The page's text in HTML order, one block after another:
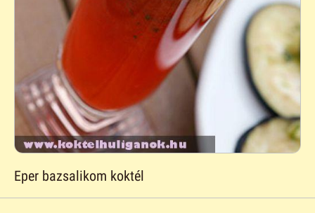
Eper bazsalikom koktél